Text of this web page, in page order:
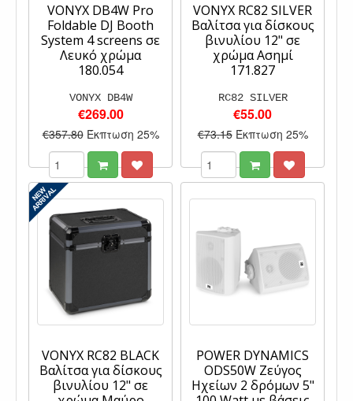
VONYX DB4W Pro
Foldable DJ Booth
System 4 screens σε
Λευκό χρώμα
180.054
VONYX DB4W
€269.00
€357.80 Έκπτωση 25%
VONYX RC82 SILVER
Βαλίτσα για δίσκους
βινυλίου 12" σε
χρώμα Ασημί
171.827
RC82 SILVER
€55.00
€73.15 Έκπτωση 25%
VONYX RC82 BLACK
Βαλίτσα για δίσκους
βινυλίου 12" σε
POWER DYNAMICS
ODS50W Ζεύγος
Ηχείων 2 δρόμων 5"